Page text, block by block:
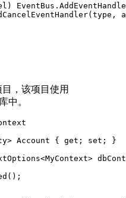
，该项目使用
中。
Account { get; set; }